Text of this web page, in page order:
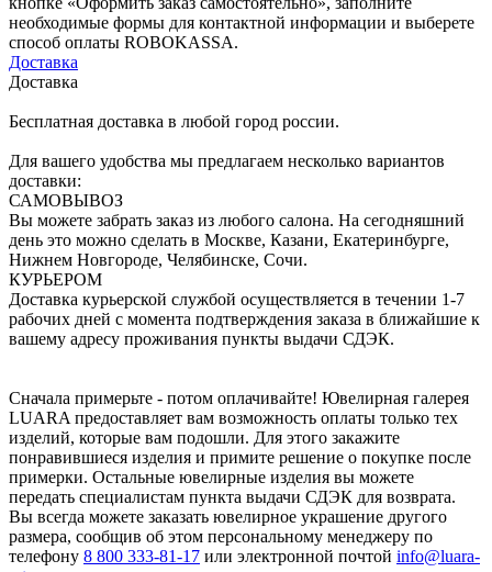
необходимые формы для контактной информации и выберете
способ оплаты ROBOKASSA.
Доставка
Доставка
Бесплатная доставка в любой город россии.
Для вашего удобства мы предлагаем несколько вариантов
доставки:
САМОВЫВОЗ
Вы можете забрать заказ из любого салона. На сегодняшний
день это можно сделать в Москве, Казани, Екатеринбурге,
Нижнем Новгороде, Челябинске, Сочи.
КУРЬЕРОМ
Доставка курьерской службой осуществляется в течении 1-7
рабочих дней с момента подтверждения заказа в ближайшие к
вашему адресу проживания пункты выдачи СДЭК.
Сначала примерьте - потом оплачивайте! Ювелирная галерея
LUARA предоставляет вам возможность оплаты только тех
изделий, которые вам подошли. Для этого закажите
понравившиеся изделия и примите решение о покупке после
примерки. Остальные ювелирные изделия вы можете
передать специалистам пункта выдачи СДЭК для возврата.
Вы всегда можете заказать ювелирное украшение другого
размера, сообщив об этом персональному менеджеру по
телефону 8 800 333-81-17 или электронной почтой info@luara-